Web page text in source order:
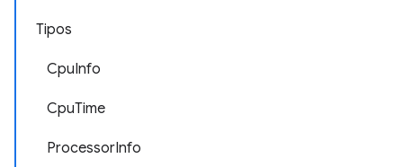
Tipos
CpuInfo
CpuTime
ProcessorInfo